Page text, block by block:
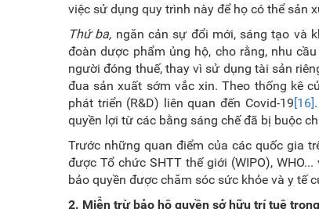
việc sử dụng quy trình này để họ có thể sản
Thứ ba, ngăn cản sự đổi mới, sáng tạo và
đoàn dược phẩm ủng hộ, cho rằng, nhu
người đóng thuế, thay vì sử dụng tài sản
đua sản xuất sớm vắc xin. Theo thống kê
phát triển (R&D) liên quan đến Covid-19[16]
quyền lợi từ các bằng sáng chế đã bị buộc
Trước những quan điểm của các quốc gia
được Tổ chức SHTT thế giới (WIPO),
bảo quyền được chăm sóc sức khỏe và y tế
2. Miễn trừ bảo hộ quyền sở hữu trí tuệ